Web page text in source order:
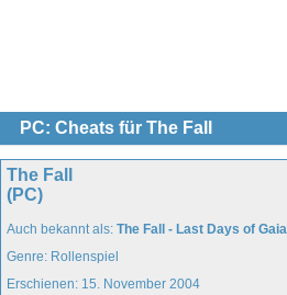
PC: Cheats für The Fall
The Fall
(PC)
Auch bekannt als: The Fall - Last Days of Gaia
Genre: Rollenspiel
Erschienen: 15. November 2004